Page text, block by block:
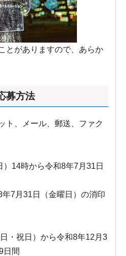
とがありますので、あらか
募方法
ト、メール、郵送、ファク
14時から令和8年7月31日
7月31日（金曜日）の消印
・祝日）から令和8年12月3
日間